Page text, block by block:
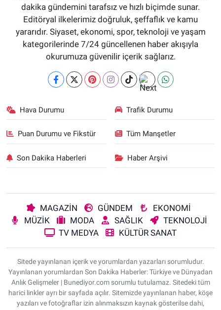
dakika gündemini tarafsız ve hızlı biçimde sunar.
Editöryal ilkelerimiz doğruluk, şeffaflık ve kamu
yararıdır. Siyaset, ekonomi, spor, teknoloji ve yaşam
kategorilerinde 7/24 güncellenen haber akışıyla
okurumuza güvenilir içerik sağlarız.
Hava Durumu Trafik Durumu
Puan Durumu ve Fikstür Tüm Manşetler
Son Dakika Haberleri Haber Arşivi
MAGAZİN GÜNDEM
EKONOMİ
MÜZİK
MODA SAĞLIK
TEKNOLOJİ
TV MEDYA
KÜLTÜR SANAT
Sitede yayınlanan içerik ve yorumlardan yazarları sorumludur.
Yayınlanan yorumlardan Son Dakika Haberler: Türkiye ve Dünyadan
Anlık Gelişmeler | Bunediyor.com sorumlu tutulamaz. Sitedeki tüm
harici linkler ayrı bir sayfada açılır. Sitemizde yayınlanan haber, köşe
yazıları ve fotoğraflar izin alınmaksızın kaynak gösterilse dahi,